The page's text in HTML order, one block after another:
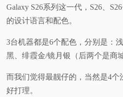
Galaxy S26系列这一代，S26、
的设计语言和配色。
3台机器都是6个配色，分别是：
黑、绯霞金/镜月银（后两个是商
而我们觉得最靓仔的，当然是4
好打理。